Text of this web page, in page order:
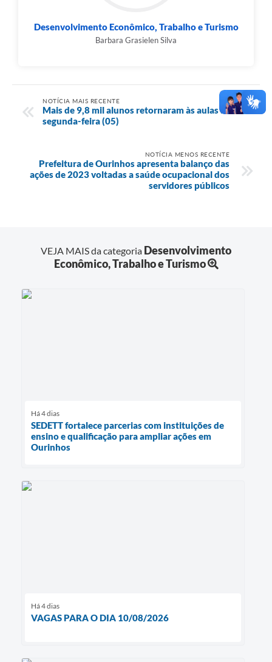
Desenvolvimento Econômico, Trabalho e Turismo
Barbara Grasielen Silva
NOTÍCIA MAIS RECENTE
Mais de 9,8 mil alunos retornaram às aulas nesta
segunda-feira (05)
NOTÍCIA MENOS RECENTE
Prefeitura de Ourinhos apresenta balanço das
ações de 2023 voltadas a saúde ocupacional dos
servidores públicos
VEJA MAIS da categoria Desenvolvimento
Econômico, Trabalho e Turismo
Há 4 dias
SEDETT fortalece parcerias com instituições de
ensino e qualificação para ampliar ações em
Ourinhos
Há 4 dias
VAGAS PARA O DIA 10/08/2026